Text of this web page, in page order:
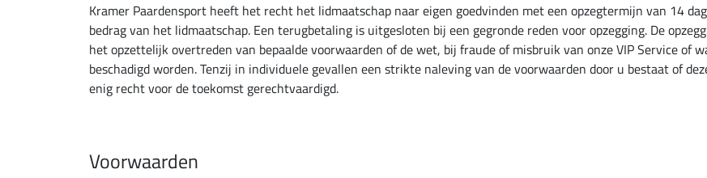
Kramer Paardensport heeft het recht het lidmaatschap naar eigen goedvinden met een opzegtermijn van 14
bedrag van het lidmaatschap. Een terugbetaling is uitgesloten bij een gegronde reden voor opzegging. De
het opzettelijk overtreden van bepaalde voorwaarden of de wet, bij fraude of misbruik van onze VIP Service of
beschadigd worden. Tenzij in individuele gevallen een strikte naleving van de voorwaarden door u bestaat of
enig recht voor de toekomst gerechtvaardigd.
Voorwaarden